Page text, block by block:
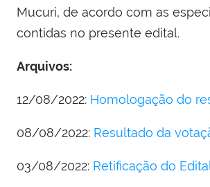
Mucuri, de acordo com as
contidas no presente edital.
Arquivos:
12/08/2022: Homologação do
08/08/2022: Resultado da
03/08/2022: Retificação do